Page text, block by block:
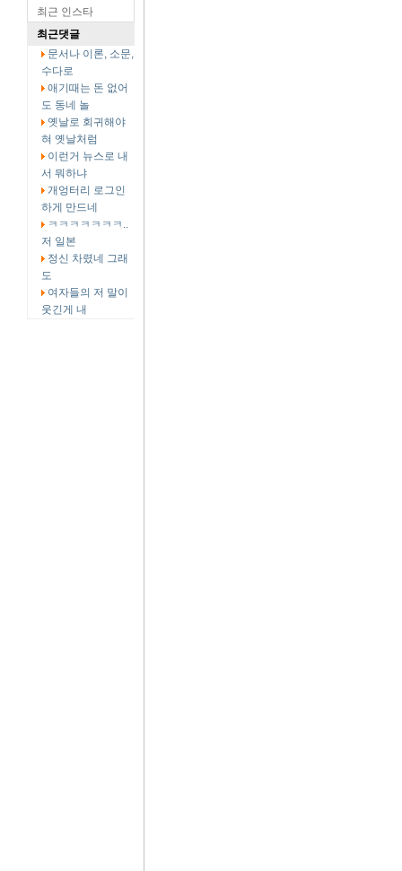
최근 인스타
최근댓글
문서나 이론, 소문,
수다로
애기때는 돈 없어
도 동네 놀
옛날로 회귀해야
혀 옛날처럼
이런거 뉴스로 내
서 뭐하냐
개엉터리 로그인
하게 만드네
ㅋㅋㅋㅋㅋㅋㅋ..
저 일본
정신 차렸네 그래
도
여자들의 저 말이
웃긴게 내